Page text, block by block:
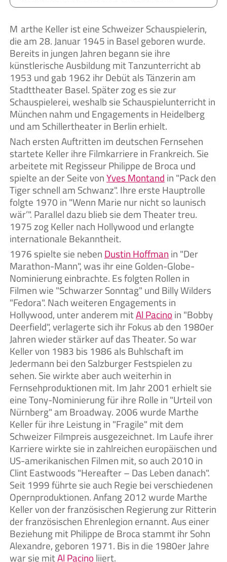
Marthe Keller ist eine Schweizer Schauspielerin,
die am 28. Januar 1945 in Basel geboren wurde.
Bereits in jungen Jahren begann sie ihre
künstlerische Ausbildung mit Tanzunterricht ab
1953 und gab 1962 ihr Debüt als Tänzerin am
Stadttheater Basel. Später zog es sie zur
Schauspielerei, weshalb sie Schauspielunterricht in
München nahm und Engagements in Heidelberg
und am Schillertheater in Berlin erhielt.
Nach ersten Auftritten im deutschen Fernsehen
startete Keller ihre Filmkarriere in Frankreich. Sie
arbeitete mit Regisseur Philippe de Broca und
spielte an der Seite vonYves Montandin "Pack den
Tiger schnell am Schwanz". Ihre erste Hauptrolle
folgte 1970 in "Wenn Marie nur nicht so launisch
wär’". Parallel dazu blieb sie dem Theater treu.
1975 zog Keller nach Hollywood und erlangte
internationale Bekanntheit.
1976 spielte sie nebenDustin Hoffmanin "Der
Marathon-Mann", was ihr eine Golden-Globe-
Nominierung einbrachte. Es folgten Rollen in
Filmen wie "Schwarzer Sonntag" und Billy Wilders
"Fedora". Nach weiteren Engagements in
Hollywood, unter anderem mitAl Pacinoin "Bobby
Deerfield", verlagerte sich ihr Fokus ab den 1980er
Jahren wieder stärker auf das Theater. So war
Keller von 1983 bis 1986 als Buhlschaft im
Jedermann bei den Salzburger Festspielen zu
sehen. Sie wirkte aber auch weiterhin in
Fernsehproduktionen mit. Im Jahr 2001 erhielt sie
eine Tony-Nominierung für ihre Rolle in "Urteil von
Nürnberg" am Broadway. 2006 wurde Marthe
Keller für ihre Leistung in "Fragile" mit dem
Schweizer Filmpreis ausgezeichnet. Im Laufe ihrer
Karriere wirkte sie in zahlreichen europäischen und
US-amerikanischen Filmen mit, so auch 2010 in
Clint Eastwoods "Hereafter – Das Leben danach".
Seit 1999 führte sie auch Regie bei verschiedenen
Opernproduktionen. Anfang 2012 wurde Marthe
Keller von der französischen Regierung zur Ritterin
der französischen Ehrenlegion ernannt. Aus einer
Beziehung mit Philippe de Broca stammt ihr Sohn
Alexandre, geboren 1971. Bis in die 1980er Jahre
war sie mitAl Pacinoliiert.